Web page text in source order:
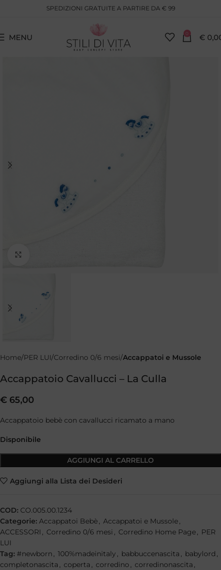
SPEDIZIONI GRATUITE A PARTIRE DA € 99
MENU 0 €
Home PER LUI Corredino 0/6 mesi Accappatoi e Mussole
Accappatoio Cavallucci – La Culla
€ 65,00
Accappatoio bebè con cavallucci ricamato a mano
Disponibile
AGGIUNGI AL CARRELLO
Aggiungi alla Lista dei Desideri
COD: CO.005.00.1234
Categorie: Accappatoi Bebè, Accappatoi e Mussole,
ACCESSORI , Corredino 0/6 mesi , Corredino Home Page, PER
LUI
Tag: #newborn , 100%madeinitaly , babbuccenascita , babylord ,
completonascita , coperta , corredino , corredinonascita ,